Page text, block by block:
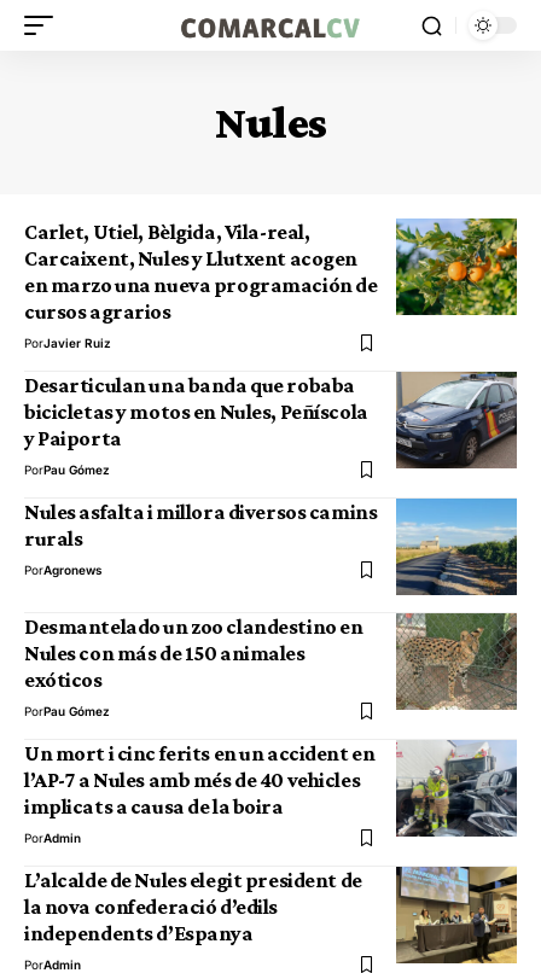
Nules
Carlet, Utiel, Bèlgida, Vila-real,
Carcaixent, Nules y Llutxent acogen
en marzo una nueva programación de
cursos agrarios
PorJavier Ruiz
Desarticulan una banda que robaba
bicicletas y motos en Nules, Peñíscola
y Paiporta
PorPau Gómez
Nules asfalta i millora diversos camins
rurals
PorAgronews
Desmantelado un zoo clandestino en
Nules con más de 150 animales
exóticos
PorPau Gómez
Un mort i cinc ferits en un accident en
l’AP-7 a Nules amb més de 40 vehicles
implicats a causa de la boira
PorAdmin
L’alcalde de Nules elegit president de
la nova confederació d’edils
independents d’Espanya
PorAdmin